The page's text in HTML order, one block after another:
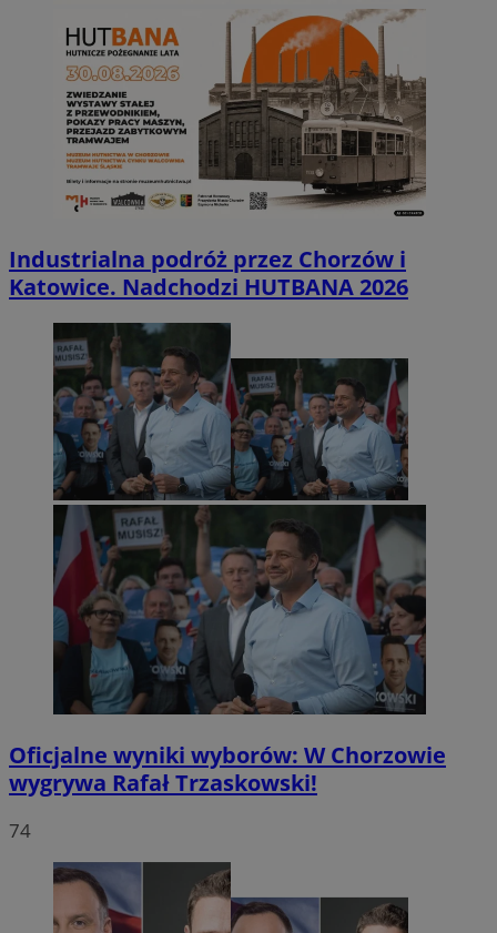
Industrialna podróż przez Chorzów i
Katowice. Nadchodzi HUTBANA 2026
Oficjalne wyniki wyborów: W Chorzowie
wygrywa Rafał Trzaskowski!
74